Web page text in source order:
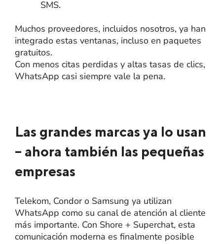
SMS.
Muchos proveedores, incluidos nosotros, ya han
integrado estas ventanas, incluso en paquetes
gratuitos.
Con menos citas perdidas y altas tasas de clics,
WhatsApp casi siempre vale la pena.
Las grandes marcas ya lo usan
– ahora también las pequeñas
empresas
Telekom, Condor o Samsung ya utilizan
WhatsApp como su canal de atención al cliente
más importante. Con Shore + Superchat, esta
comunicación moderna es finalmente posible